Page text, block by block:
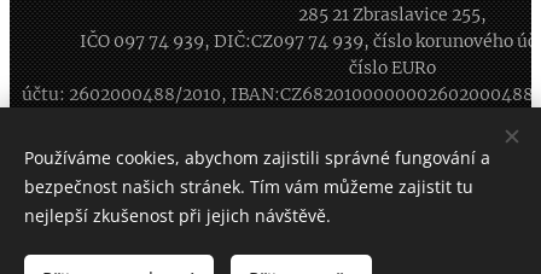
285 21 Zbraslavice 255,
IČO097 74 939, DIČ:CZ097 74 939, číslo korunového
číslo EURo
účtu: 2602000488/2010, IBAN:CZ6820100000002602000488,
Rezervace (prac.dny 8-16 hod): 777 123 405, Recepce: 734
259 343, ArealZbraslavice@seznam.cz
Všechna práva vyhrazena 2026
Cookies
Používáme cookies, abychom zajistili správné fungování a
bezpečnost našich stránek. Tím vám můžeme zajistit tu
nejlepší zkušenost při jejich návštěvě.